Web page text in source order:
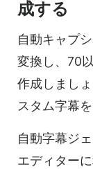
成する
自動キャプ
変換し、70
作成しまし
スタム字幕
自動字幕ジ
エディター